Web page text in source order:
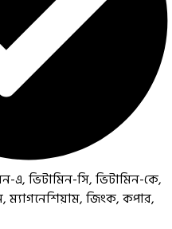
এ, ভিটামিন-সি, ভিটামিন-কে,
ম্যাগনেশিয়াম, জিংক, কপার,